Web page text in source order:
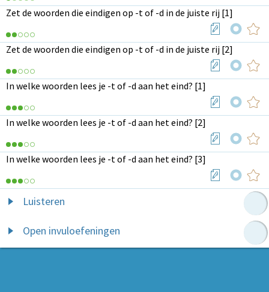
Zet de woorden die eindigen op -t of -d in de juiste rij [1]
Zet de woorden die eindigen op -t of -d in de juiste rij [2]
In welke woorden lees je -t of -d aan het eind? [1]
In welke woorden lees je -t of -d aan het eind? [2]
In welke woorden lees je -t of -d aan het eind? [3]
Luisteren
Open invuloefeningen